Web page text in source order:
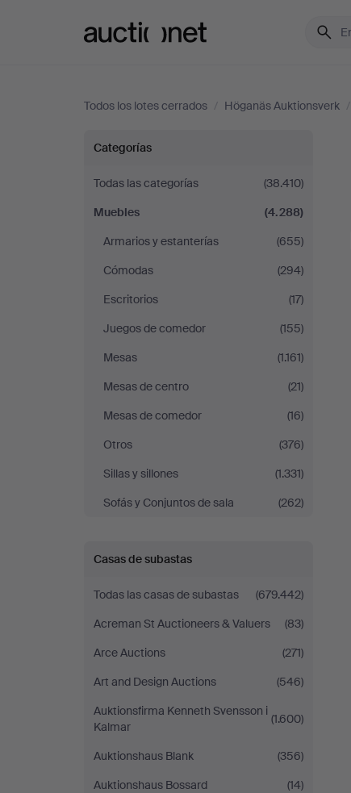
Todos los lotes cerrados / Höganäs Auktionsverk /
Muebles
en
Höganäs
Auktionsverk
Categorías
Todas las categorías
(38.410)
Muebles
(4.288)
Armarios y estanterías
(655)
Cómodas
(294)
Escritorios
(17)
Juegos de comedor
(155)
Mesas
(1.161)
Mesas de centro
(21)
Mesas de comedor
(16)
Otros
(376)
Sillas y sillones
(1.331)
Sofás y Conjuntos de sala
(262)
Casas de subastas
Todas las casas de subastas
(679.442)
Acreman St Auctioneers & Valuers
(83)
Arce Auctions
(271)
Art and Design Auctions
(546)
Auktionsfirma Kenneth Svensson i
Kalmar
(1.600)
Auktionshaus Blank
(356)
Auktionshaus Bossard
(14)